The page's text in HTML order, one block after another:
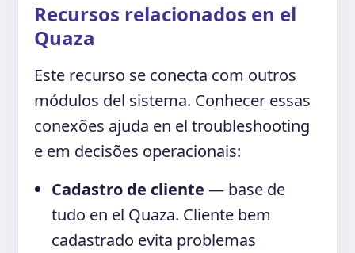
Recursos relacionados en el
Quaza
Este recurso se conecta com outros
módulos del sistema. Conhecer essas
conexões ajuda en el troubleshooting
e em decisões operacionais:
Cadastro de cliente — base de
tudo en el Quaza. Cliente bem
cadastrado evita problemas